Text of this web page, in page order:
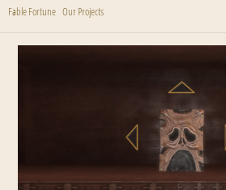
Fable Fortune Our Projects